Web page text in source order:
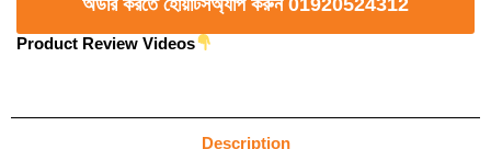
অর্ডার করতে হোয়াটসঅ্যাপ করুন 01920524312
Product Review Videos
Description